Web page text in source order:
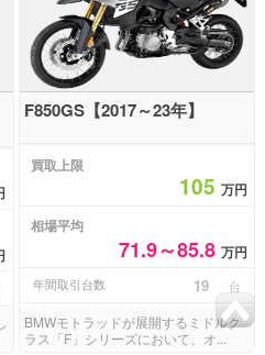
F850GS【2017～23年】
買取上限
105 万円
相場平均
71.9～85.8 万円
年間取引台数 19 台
BMWモトラッドが展開するミドルク
ラス「F」シリーズにおいて、オ...